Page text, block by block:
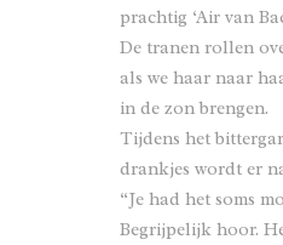
prachtig ‘Air van
De tranen rollen
als we haar naar
in de zon brengen.
Tijdens het
drankjes wordt er
“Je had het soms
Begrijpelijk hoor.